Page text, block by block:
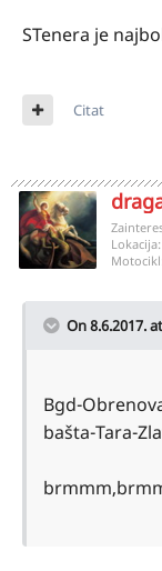
STenera je
Citat
Lokacija:
On 8.6.2017.
Bgd-
bašta-Tara-